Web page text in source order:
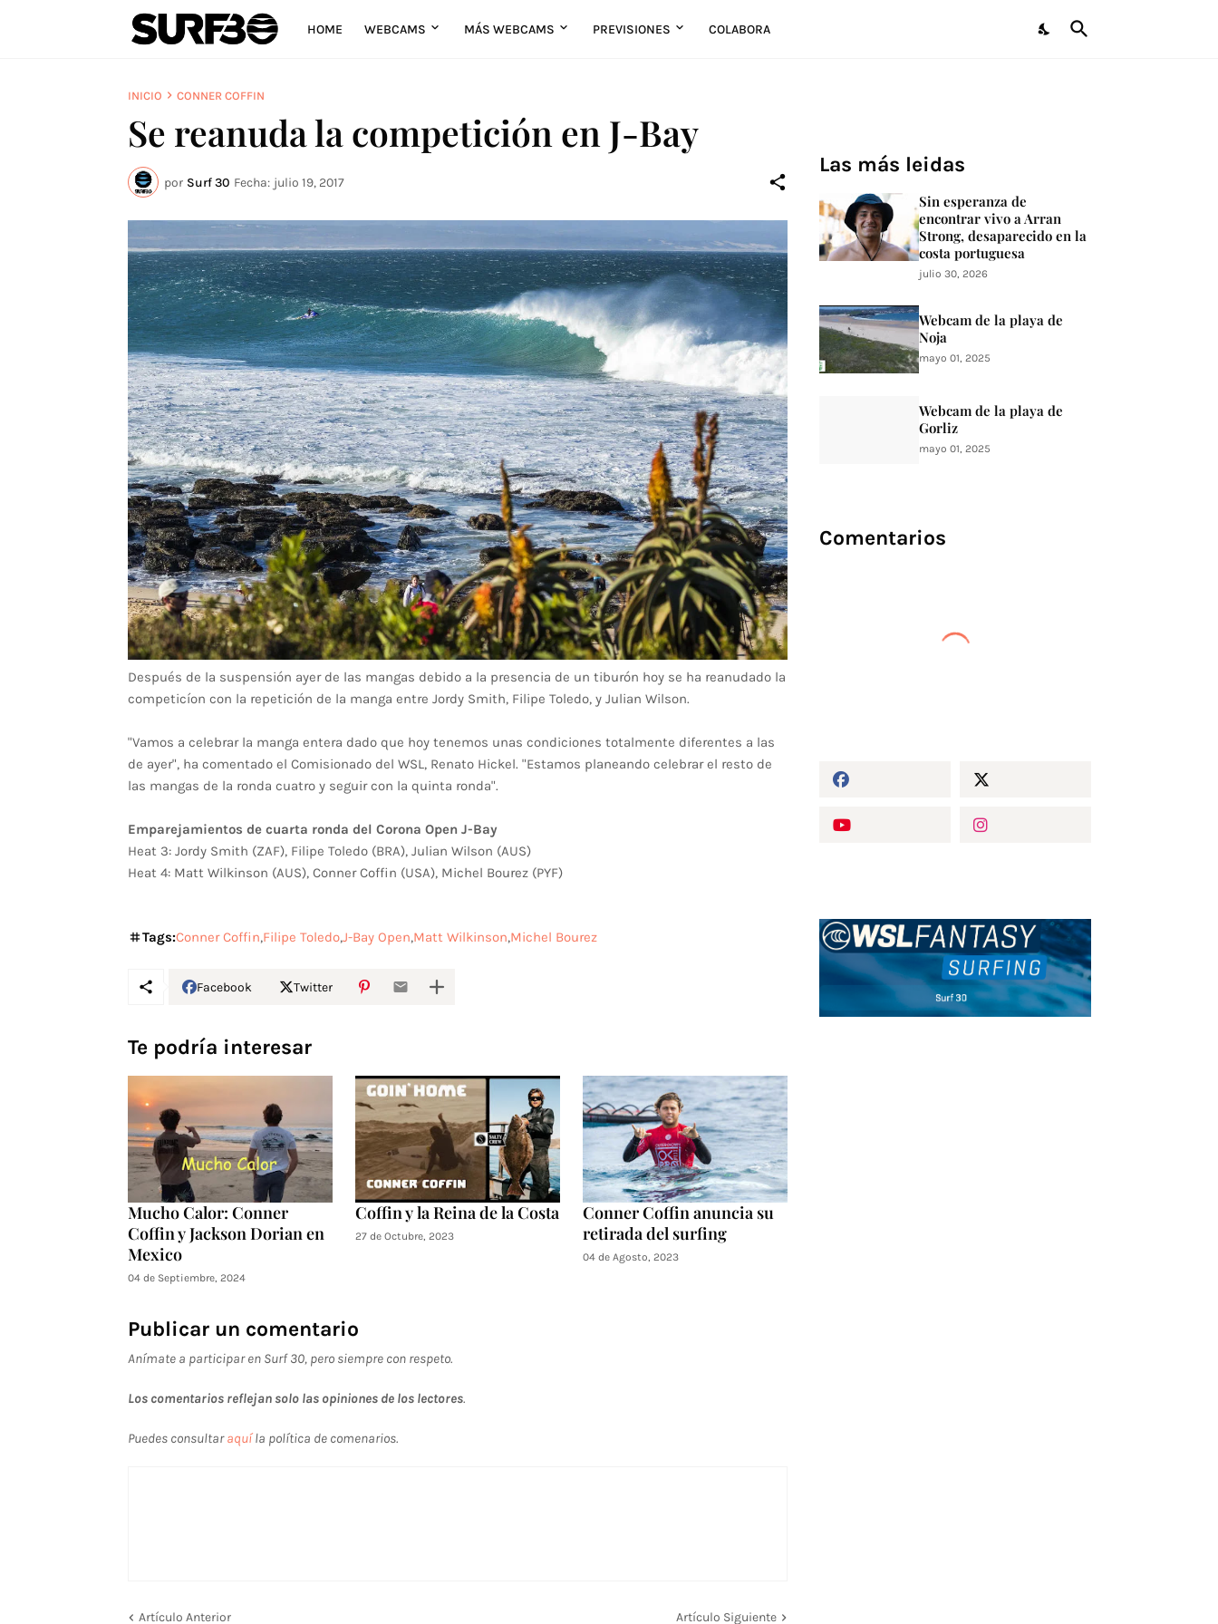
HOME WEBCAMS MÁS WEBCAMS PREVISIONES COLABORA
INICIO CONNER COFFIN
Se reanuda la competición en J-Bay
por Surf 30 Fecha: julio 19, 2017
Después de la suspensión ayer de las mangas debido a la presencia de un tiburón hoy se ha reanudado la
competicíon con la repetición de la manga entre Jordy Smith, Filipe Toledo, y Julian Wilson.
"Vamos a celebrar la manga entera dado que hoy tenemos unas condiciones totalmente diferentes a las
de ayer", ha comentado el Comisionado del WSL, Renato Hickel. "Estamos planeando celebrar el resto de
las mangas de la ronda cuatro y seguir con la quinta ronda".
Emparejamientos de cuarta ronda del Corona Open J-Bay
Heat 3: Jordy Smith (ZAF), Filipe Toledo (BRA), Julian Wilson (AUS)
Heat 4: Matt Wilkinson (AUS), Conner Coffin (USA), Michel Bourez (PYF)
Tags:Conner CoffinFilipe ToledoJ-Bay OpenMatt WilkinsonMichel Bourez
Facebook Twitter
Te podría interesar
Mucho Calor: Conner
Coffin y Jackson Dorian en
Mexico
04 de Septiembre, 2024
Coffin y la Reina de la Costa
27 de Octubre, 2023
Conner Coffin anuncia su
retirada del surfing
04 de Agosto, 2023
Publicar un comentario
Anímate a participar en Surf 30, pero siempre con respeto.
Los comentarios reflejan solo las opiniones de los lectores.
Puedes consultaraquíla política de comenarios.
Artículo Anterior Artículo Siguiente
Las más leidas
Sin esperanza de
encontrar vivo a Arran
Strong, desaparecido en la
costa portuguesa
julio 30, 2026
Webcam de la playa de
Noja
mayo 01, 2025
Webcam de la playa de
Gorliz
mayo 01, 2025
Comentarios